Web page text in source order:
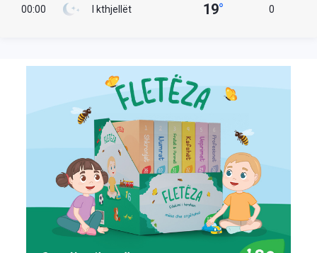
00:00 I kthjellët 19° 0